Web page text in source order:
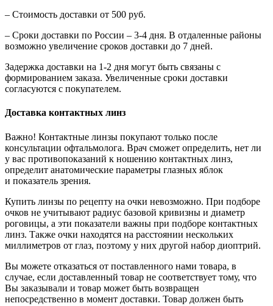
– Стоимость доставки от 500 руб.
– Сроки доставки по России – 3-4 дня. В отдаленные районы
возможно увеличение сроков доставки до 7 дней.
Задержка доставки на 1-2 дня могут быть связаны с
формированием заказа. Увеличенные сроки доставки
согласуются с покупателем.
Доставка контактных линз
Важно! Контактные линзы покупают только после
консультации офтальмолога. Врач сможет определить, нет ли
у вас противопоказаний к ношению контактных линз,
определит анатомические параметры глазных яблок
и показатель зрения.
Купить линзы по рецепту на очки невозможно. При подборе
очков не учитывают радиус базовой кривизны и диаметр
роговицы, а эти показатели важны при подборе контактных
линз. Также очки находятся на расстоянии нескольких
миллиметров от глаз, поэтому у них другой набор диоптрий.
Вы можете отказаться от поставленного нами товара, в
случае, если доставленный товар не соответствует тому, что
Вы заказывали и товар может быть возвращен
непосредственно в момент доставки. Товар должен быть